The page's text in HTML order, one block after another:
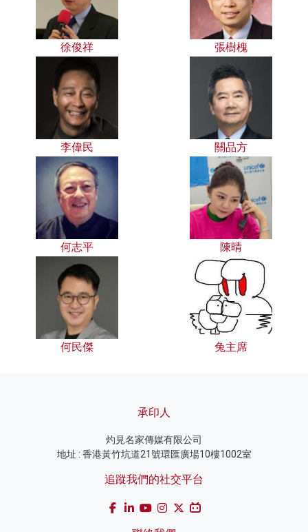
徐俊祥 張樹槐
李偉民 關品方
何志平 陳晴
何民傑 兔主席
承印人
灼見名家傳媒有限公司
地址 : 香港黃竹坑道21號環匯廣場10樓1002室
追蹤我們的社交平台